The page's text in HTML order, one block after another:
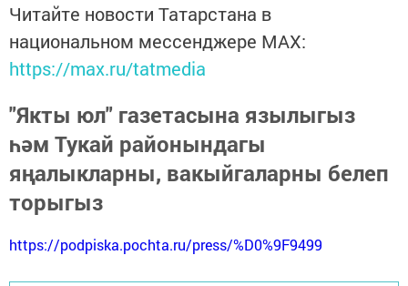
Читайте новости Татарстана в
национальном мессенджере MАХ:
https://max.ru/tatmedia
"Якты юл" газетасына язылыгыз
һәм Тукай районындагы
яңалыкларны, вакыйгаларны белеп
торыгыз
https://podpiska.pochta.ru/press/%D0%9F9499